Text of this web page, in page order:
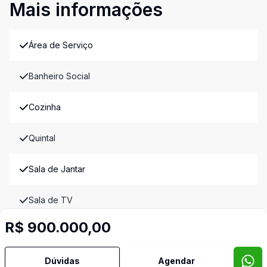
Mais informações
Área de Serviço
Banheiro Social
Cozinha
Quintal
Sala de Jantar
Sala de TV
Imóveis semelhantes
Confira imóveis semelhantes
R$ 900.000,00
Dúvidas Agendar